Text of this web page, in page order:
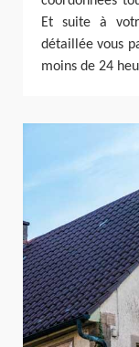
Et suite à
détaillée vous
moins de 24